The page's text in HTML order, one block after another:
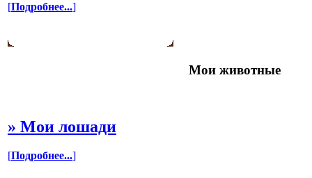
[Подробнее...]
Мои животные
» Мои лошади
[Подробнее...]